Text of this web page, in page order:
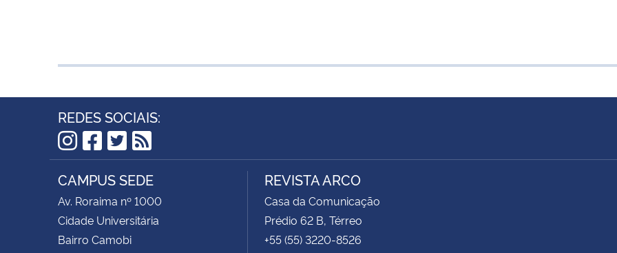
REDES SOCIAIS:
Instagram
Facebook
Twitter
RSS
CAMPUS SEDE
Av. Roraima nº 1000
Cidade Universitária
Bairro Camobi
REVISTA ARCO
Casa da Comunicação
Prédio 62 B, Térreo
+55 (55) 3220-8526